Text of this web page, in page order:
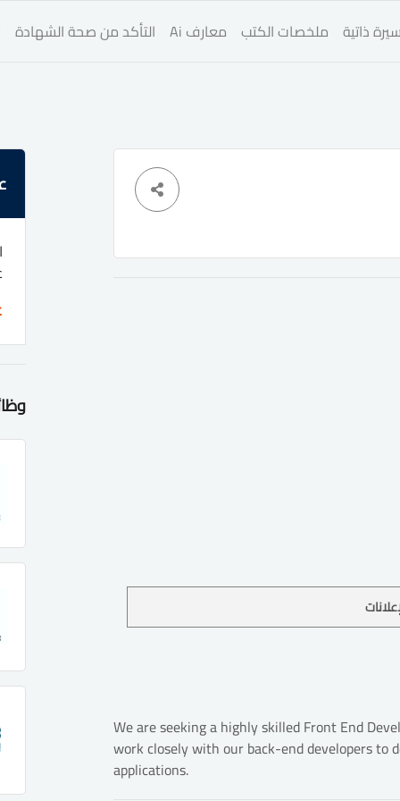
ذاتية ملخصات الكتب معارف Ai التأكد من صحة الشهادة
We are seeking a highly skilled Front End
work closely with our back-end developers to
applications.